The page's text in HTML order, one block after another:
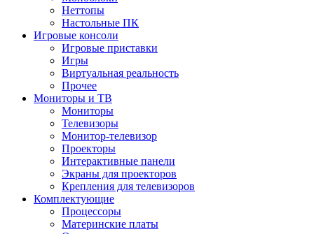
Неттопы
Настольные ПК
Игровые консоли
Игровые приставки
Игры
Виртуальная реальность
Прочее
Мониторы и ТВ
Мониторы
Телевизоры
Монитор-телевизор
Проекторы
Интерактивные панели
Экраны для проекторов
Крепления для телевизоров
Комплектующие
Процессоры
Материнские платы